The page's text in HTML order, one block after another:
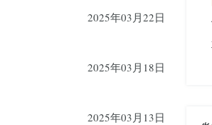
2025年03月22日
2025年03月18日
2025年03月13日